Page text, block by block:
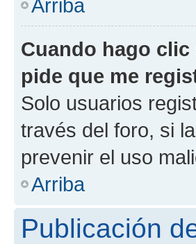
Arriba
Cuando hago clic
pide que me
Solo usuarios
través del foro, si
prevenir el uso
Arriba
Publicación